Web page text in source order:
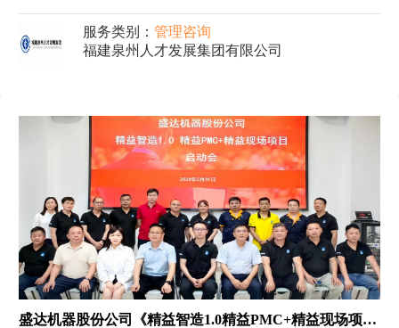
服务类别： 管理咨询
福建泉州人才发展集团有限公司
盛达机器股份公司《精益智造1.0精益PMC+精益现场项目》